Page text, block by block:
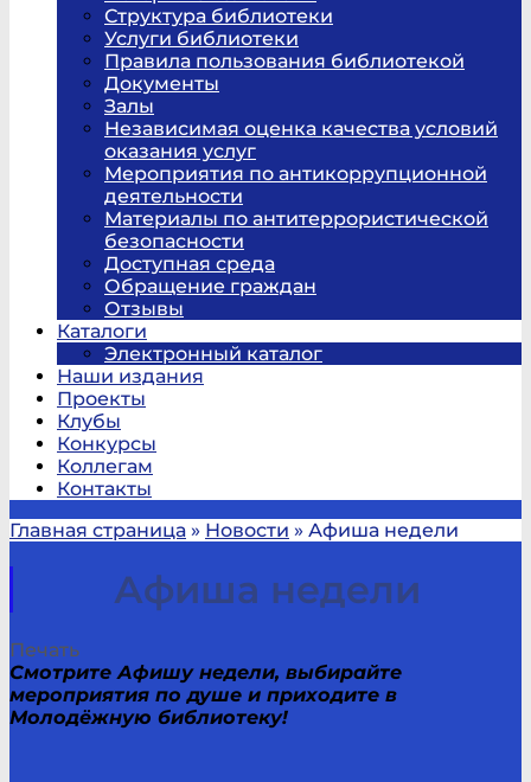
Структура библиотеки
Услуги библиотеки
Правила пользования библиотекой
Документы
Залы
Независимая оценка качества условий
оказания услуг
Мероприятия по антикоррупционной
деятельности
Материалы по антитеррористической
безопасности
Доступная среда
Обращение граждан
Отзывы
Каталоги
Электронный каталог
Наши издания
Проекты
Клубы
Конкурсы
Коллегам
Контакты
Главная страница » Новости » Афиша недели
Афиша недели
Печать
Смотрите Афишу недели, выбирайте
мероприятия по душе и приходите в
Молодёжную библиотеку!